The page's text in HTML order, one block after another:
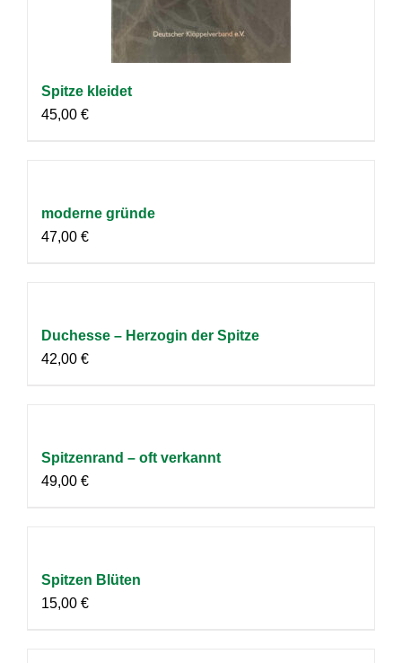
Spitze kleidet
45,00 €
moderne gründe
47,00 €
Duchesse – Herzogin der Spitze
42,00 €
Spitzenrand – oft verkannt
49,00 €
Spitzen Blüten
15,00 €